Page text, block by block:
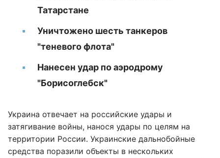
Татарстане
Уничтожено шесть танкеров
"теневого флота"
Нанесен удар по аэродрому
"Борисоглебск"
Украина отвечает на российские удары и
затягивание войны, нанося удары по целям на
территории России. Украинские дальнобойные
средства поразили объекты в нескольких